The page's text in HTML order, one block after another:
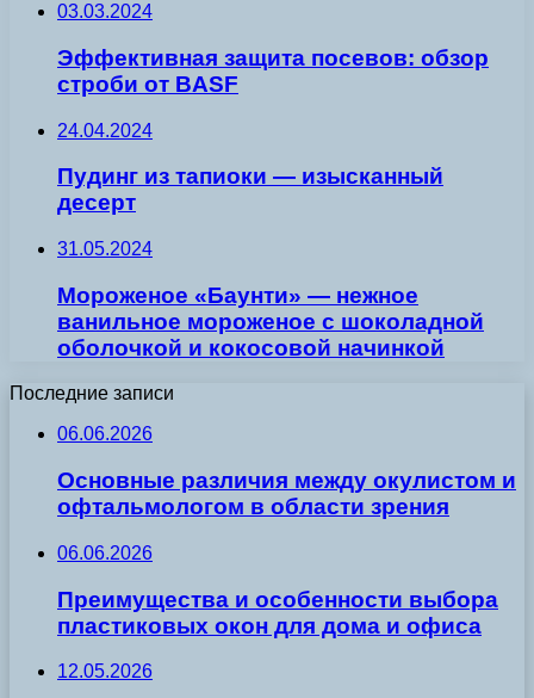
03.03.2024
Эффективная защита посевов: обзор
строби от BASF
24.04.2024
Пудинг из тапиоки — изысканный
десерт
31.05.2024
Мороженое «Баунти» — нежное
ванильное мороженое с шоколадной
оболочкой и кокосовой начинкой
Последние записи
06.06.2026
Основные различия между окулистом и
офтальмологом в области зрения
06.06.2026
Преимущества и особенности выбора
пластиковых окон для дома и офиса
12.05.2026